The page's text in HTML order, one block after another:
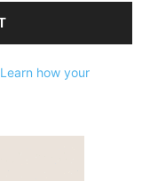
Learn how your